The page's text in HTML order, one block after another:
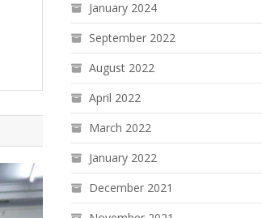
January 2024
September 2022
August 2022
April 2022
March 2022
January 2022
December 2021